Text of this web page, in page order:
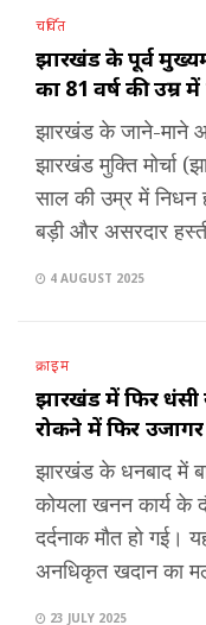
चर्चित
झारखंड के पूर्व
का 81 वर्ष की उम्र
झारखंड के जाने-माने
झारखंड मुक्ति मोर्चा
साल की उम्र में निधन
बड़ी और असरदार
4 AUGUST 2025
क्राइम
झारखंड में फिर
रोकने में फिर
झारखंड के धनबाद में
कोयला खनन कार्य के
दर्दनाक मौत हो गई।
अनधिकृत खदान का
23 JULY 2025